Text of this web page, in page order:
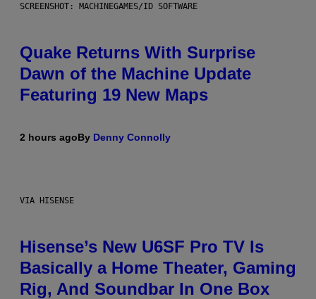
SCREENSHOT: MACHINEGAMES/ID SOFTWARE
Quake Returns With Surprise
Dawn of the Machine Update
Featuring 19 New Maps
2 hours agoBy Denny Connolly
VIA HISENSE
Hisense’s New U6SF Pro TV Is
Basically a Home Theater, Gaming
Rig, And Soundbar In One Box